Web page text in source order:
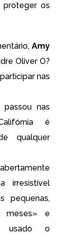
proteger os
Amy
Oliver O?
nas
nas
é
qualquer
irresistível
pequenas,
meses» e
usado o